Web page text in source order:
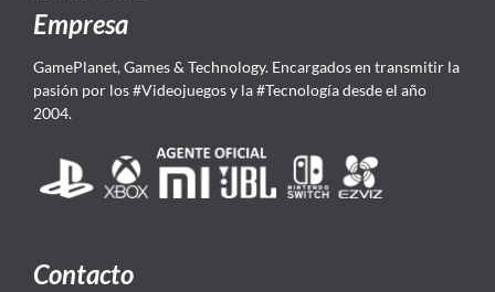
Empresa
GamePlanet, Games & Technology. Encargados en transmitir la
pasión por los #Videojuegos y la #Tecnología desde el año
2004.
Contacto